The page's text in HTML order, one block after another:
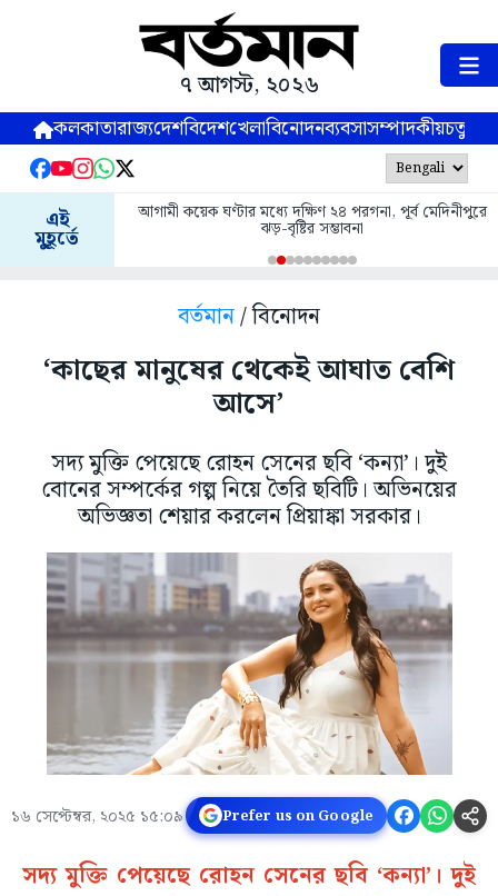
৭ আগস্ট, ২০২৬
কলকাতারাজ্যদেশবিদেশখেলাবিনোদনব্যবসাসম্পাদকীয়
এই
মুহূর্তে
আগামী কয়েক ঘণ্টার মধ্যে দক্ষিণ ২৪ পরগনা, পূর্ব মেদিনীপুরে
ঝড়-বৃষ্টির সম্ভাবনা
বর্তমান/ বিনোদন
‘কাছের মানুষের থেকেই আঘাত বেশি
আসে’
সদ্য মুক্তি পেয়েছে রোহন সেনের ছবি ‘কন্যা’। দুই
বোনের সম্পর্কের গল্প নিয়ে তৈরি ছবিটি। অভিনয়ের
অভিজ্ঞতা শেয়ার করলেন প্রিয়াঙ্কা সরকার।
১৬ সেপ্টেম্বর, ২০২৫ ১৫:০৯ Prefer us on Google
সদ্য মুক্তি পেয়েছে রোহন সেনের ছবি ‘কন্যা’। দুই